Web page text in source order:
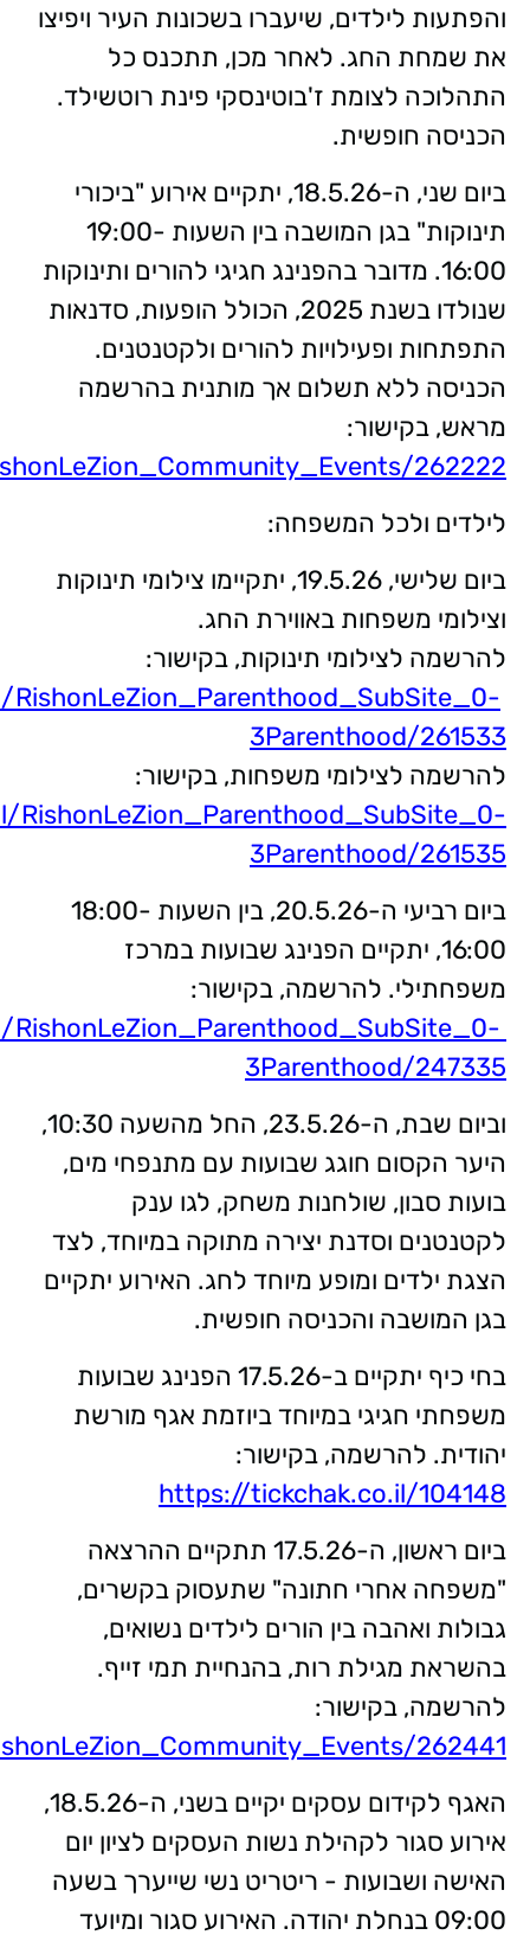
והפתעות לילדים, שיעברו בשכונות העיר ויפיצו
את שמחת החג. לאחר מכן, תתכנס כל
התהלוכה לצומת ז'בוטינסקי פינת רוטשילד.
הכניסה חופשית.
ביום שני, ה-18.5.26, יתקיים אירוע "ביכורי
תינוקות" בגן המושבה בין השעות 19:00-
16:00. מדובר בהפנינג חגיגי להורים ותינוקות
שנולדו בשנת 2025, הכולל הופעות, סדנאות
התפתחות ופעילויות להורים ולקטנטנים.
הכניסה ללא תשלום אך מותנית בהרשמה
מראש, בקישור:
262222
לילדים ולכל המשפחה:
ביום שלישי, 19.5.26, יתקיימו צילומי תינוקות
וצילומי משפחות באווירת החג.
להרשמה לצילומי תינוקות, בקישור:
3Parenthood/261533
להרשמה לצילומי משפחות, בקישור:
RishonLeZion_Parenthood_SubSite_0-
3Parenthood/261535
ביום רביעי ה-20.5.26, בין השעות 18:00-
16:00, יתקיים הפנינג שבועות במרכז
משפחתילי. להרשמה, בקישור:
3Parenthood/247335
וביום שבת, ה-23.5.26, החל מהשעה 10:30,
היער הקסום חוגג שבועות עם מתנפחי מים,
בועות סבון, שולחנות משחק, לגו ענק
לקטנטנים וסדנת יצירה מתוקה במיוחד, לצד
הצגת ילדים ומופע מיוחד לחג. האירוע יתקיים
בגן המושבה והכניסה חופשית.
בחי כיף יתקיים ב-17.5.26 הפנינג שבועות
משפחתי חגיגי במיוחד ביוזמת אגף מורשת
יהודית. להרשמה, בקישור:
https://tickchak.co.il/104148
ביום ראשון, ה-17.5.26 תתקיים ההרצאה
"משפחה אחרי חתונה" שתעסוק בקשרים,
גבולות ואהבה בין הורים לילדים נשואים,
בהשראת מגילת רות, בהנחיית תמי זייף.
להרשמה, בקישור:
262441
האגף לקידום עסקים יקיים בשני, ה-18.5.26,
אירוע סגור לקהילת נשות העסקים לציון יום
האישה ושבועות - ריטריט נשי שייערך בשעה
09:00 בנחלת יהודה. האירוע סגור ומיועד